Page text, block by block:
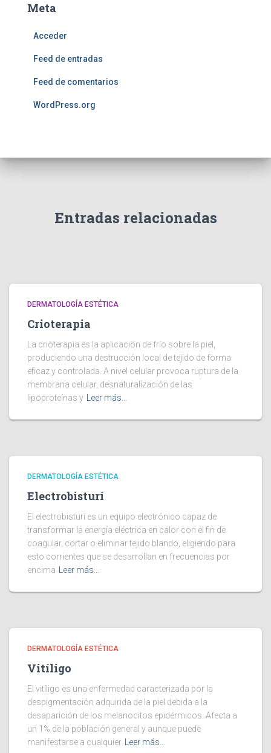
Meta
Acceder
Feed de entradas
Feed de comentarios
WordPress.org
Entradas relacionadas
DERMATOLOGÍA ESTÉTICA
Crioterapia
La crioterapia es la aplicación de frío sobre la piel,
produciendo una destrucción local de tejido de forma
eficaz y controlada. A nivel celular provoca ruptura de la
membrana celular, desnaturalización de las
lipoproteínas y
Leer más…
DERMATOLOGÍA ESTÉTICA
Electrobisturí
El electrobisturí es un equipo electrónico capaz de
transformar la energía eléctrica en calor con el fin de
coagular, cortar o eliminar tejido blando, eligiendo para
esto corrientes que se desarrollan en frecuencias por
encima
Leer más…
DERMATOLOGÍA ESTÉTICA
Vitíligo
El vitíligo es una enfermedad caracterizada por la
despigmentación adquirida de la piel debida a la
desaparición de los melanocitos epidérmicos. Afecta a
un 1% de la población general y aunque puede
manifestarse a cualquier
Leer más…